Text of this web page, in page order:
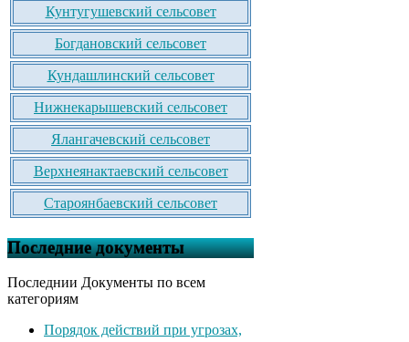
Кунтугушевский сельсовет
Богдановский сельсовет
Кундашлинский сельсовет
Нижнекарышевский сельсовет
Ялангачевский сельсовет
Верхнеянактаевский сельсовет
Староянбаевский сельсовет
Последние документы
Последнии Документы по всем
категориям
Порядок действий при угрозах,